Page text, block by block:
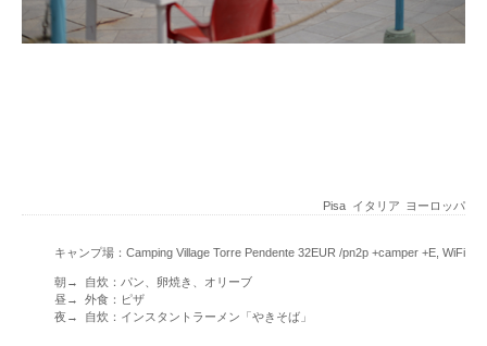
Pisa イタリア ヨーロッパ
キャンプ場：Camping Village Torre Pendente 32EUR /pn2p +camper +E, WiFi
朝→ 自炊：パン、卵焼き、オリーブ
昼→ 外食：ピザ
夜→ 自炊：インスタントラーメン「やきそば」